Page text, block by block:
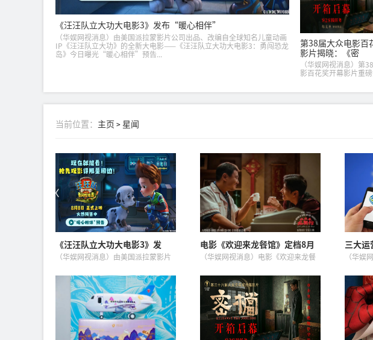
《汪汪队立大功大电影3》发布“暖心相伴”
（华娱网视消息）由美国派拉蒙影片公司出品、改编自全球知名儿童动画
IP《汪汪队立大功》的全新大电影——《汪汪队立大功大电影3：勇闯恐龙
岛》今日曝光“暖心相伴”预告...
第38届大众电影百
影片揭晓：《密
（华娱网视消息）第
影百花奖开幕影片重
同步对外正式发...
当前位置： 主页 > 星闻
《汪汪队立大功大电影3》发
布“暖心相伴”预告 暑假亲子观
影首选
（华娱网视消息）由美国派拉蒙影片
IP《汪汪队立大功》的全新大电影——
《汪汪队立大功大电影3：勇闯恐龙
岛》今日曝光“暖心相伴”预告...
电影《欢迎来龙餐馆》定档8月
11日 文牧野沈腾蒋奇明带中餐
闯中东
（华娱网视消息）电影《欢迎来龙餐
上映，同时发布定档预告及定档海
报，并将于8月8日至10日14:00-
21:00举行全国超前点映...
三大运
卡
（华娱
自2026
方渠道
停止相